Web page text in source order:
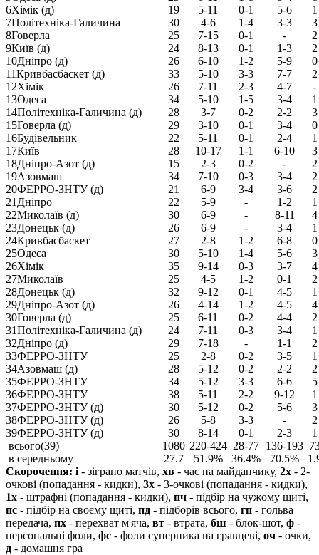
6Хімік (д) 19 5-11 0-1 5-6
1
7Політехніка-Галичина 30 4-6 1-4 3-3
3
8Говерла 25 7-15 0-1 -
2
9Київ (д) 24 8-13 0-1 1-3
2
10Дніпро (д) 26 6-10 1-2 5-9
0
11Кривбасбаскет (д) 33 5-10 3-3 7-7
2
12Хімік 26 7-11 2-3 4-7
-
13Одеса 34 5-10 1-5 3-4
1
14Політехніка-Галичина (д) 28 3-7 0-2 2-2
3
15Говерла (д) 29 3-10 0-1 3-4
0
16Будівельник 22 5-11 0-1 2-4
1
17Київ 28 10-17 1-1 6-10
3
18Дніпро-Азот (д) 15 2-3 0-2 -
2
19Азовмаш 34 7-10 0-3 3-4
2
20ФЕРРО-ЗНТУ (д) 21 6-9 3-4 3-6
2
21 Дніпро 22 5-9 - 1-2
1
22Миколаїв (д) 30 6-9 - 8-11
4
23Донецьк (д) 26 6-9 - 3-4
1
24Кривбасбаскет 27 2-8 1-2 6-8
0
25Одеса 30 5-10 1-4 5-6
3
26Хімік 35 9-14 0-3 3-7
4
27Миколаїв 25 4-5 1-2 0-1
2
28Донецьк (д) 32 9-12 0-1 4-5
1
29Дніпро-Азот (д) 26 4-14 1-2 4-5
4
30Говерла (д) 25 6-11 0-2 4-4
2
31Політехніка-Галичина (д) 24 7-11 0-3 3-4
1
32Дніпро (д) 29 7-18 - 1-1
2
33ФЕРРО-ЗНТУ 25 2-8 0-2 3-5
1
34Азовмаш (д) 28 5-12 0-2 2-2
2
35ФЕРРО-ЗНТУ 34 5-12 3-3 6-6
5
36ФЕРРО-ЗНТУ 38 5-11 2-2 9-12
1
37ФЕРРО-ЗНТУ (д) 30 5-12 0-2 5-6
3
38ФЕРРО-ЗНТУ (д) 26 5-8 3-3 -
2
39ФЕРРО-ЗНТУ (д) 30 8-14 0-1 2-3
1
всього(39)
1080 220-424 28-77 136-193
в середньому
27.7 51.9% 36.4% 70.5%
Скорочення: і - зіграно матчів, хв - час на майданчику, 2х - 2-
очкові (попадання - кидки), 3х - 3-очкові (попадання - кидки),
1х - штрафні (попадання - кидки), пч - підбір на чужому щиті,
пс - підбір на своєму щиті, пд - підборів всього, гп - гольва
передача, пх - перехват м'яча, вт - втрата, бш - блок-шот, ф -
персональні фоли, фс - фоли суперника на гравцеві, оч - очки,
д - домашня гра